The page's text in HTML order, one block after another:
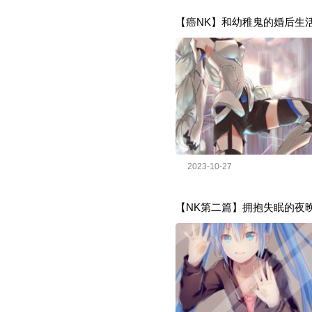
【癌NK】和幼稚鬼的婚后生
2023-10-27
【NK第二篇】拥抱失眠的夜